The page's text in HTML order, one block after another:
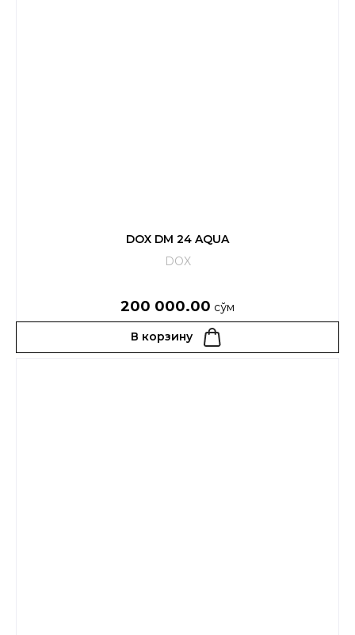
DOX DM 24 AQUA
DOX
200 000.00 сўм
В корзину